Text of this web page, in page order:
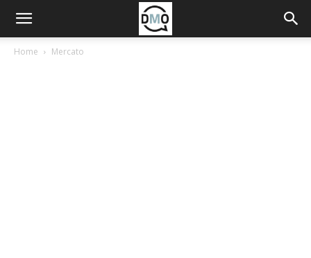
Home Mercato